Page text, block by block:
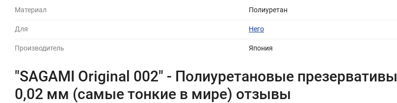
Материал Полиуретан
Для Него
Производитель Япония
"SAGAMI Original 002" - Полиуретановые презервативы
0,02 мм (самые тонкие в мире) отзывы